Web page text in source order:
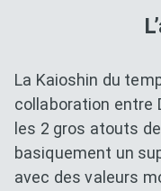
La Kaioshin du
collaboration entre
les 2 gros atouts
basiquement un
avec des valeurs